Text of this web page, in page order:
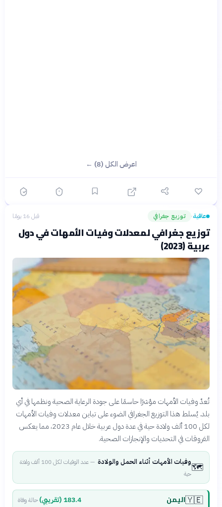
اعرض الكل (8) ←
عافية› توزيع جغرافي قبل 16 يومًا
توزيع جغرافي لمعدلات وفيات الأمهات في دول
عربية (2023)
تُعدّ وفيات الأمهات مؤشرًا حاسمًا على جودة الرعاية الصحية ونظمها في أي
بلد. يُسلط هذا التوزيع الجغرافي الضوء على تباين معدلات وفيات الأمهات
لكل 100 ألف ولادة حية في عدة دول عربية خلال عام 2023، مما يعكس
الفروقات في التحديات والإنجازات الصحية.
🗺️وفيات الأمهات أثناء الحمل والولادة —
عدد الوفيات لكل 100 ألف ولادة
حية
🇾🇪اليمن 183.4 (تقريبي)
حالة وفاة